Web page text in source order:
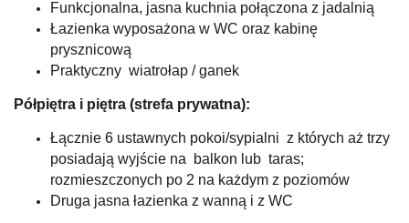
Funkcjonalna, jasna kuchnia połączona z jadalnią
Łazienka wyposażona w WC oraz kabinę
prysznicową
Praktyczny wiatrołap / ganek
Półpiętra i piętra (strefa prywatna):
Łącznie 6 ustawnych pokoi/sypialni z których aż trzy
posiadają wyjście na balkon lub taras;
rozmieszczonych po 2 na każdym z poziomów
Druga jasna łazienka z wanną i z WC